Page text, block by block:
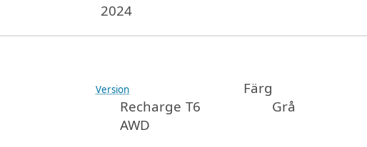
2024
Version
Recharge T6
AWD
Färg
Grå